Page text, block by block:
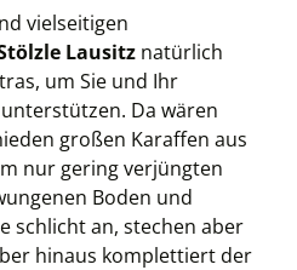
vielseitigen
Lausitz natürlich
um Sie und Ihr
Da wären
großen Karaffen aus
nur gering verjüngten
Boden und
schlicht an, stechen aber
hinaus komplettiert der